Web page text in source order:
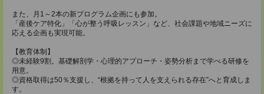
また、月1～2本の新プログラム企画にも参加。
「産後ケア特化」「心が整う呼吸レッスン」など、社会課題や地域ニーズに
応える企画も実現可能。
【教育体制】
◎未経験9割。基礎解剖学・心理的アプローチ・姿勢分析まで学べる研修を
用意。
◎資格取得は50％支援し、“根拠を持って人を支えられる存在”へと育成しま
す。